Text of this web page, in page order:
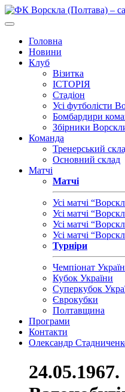
Головна
Новини
Клуб
Візитка
ІСТОРІЯ
Стадіон
Усі футболісти
Бомбардири
Збірники
Команда
Тренерський
Основний склад
Матчі
Матчі
Усі матчі
Усі матчі
Усі матчі
Усі матчі
Турніри
Чемпіонат
Кубок України
Суперкубок
Єврокубки
Полтавщина
Програми
Контакти
Олександр
24.05.1967.